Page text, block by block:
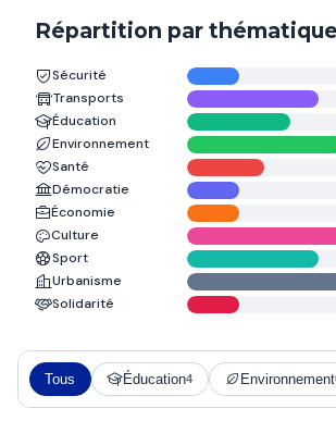
Répartition par thématique
Sécurité
Transports
Éducation
Environnement
Santé
Démocratie
Économie
Culture
Sport
Urbanisme
Solidarité
Tous Éducation4 Environnement